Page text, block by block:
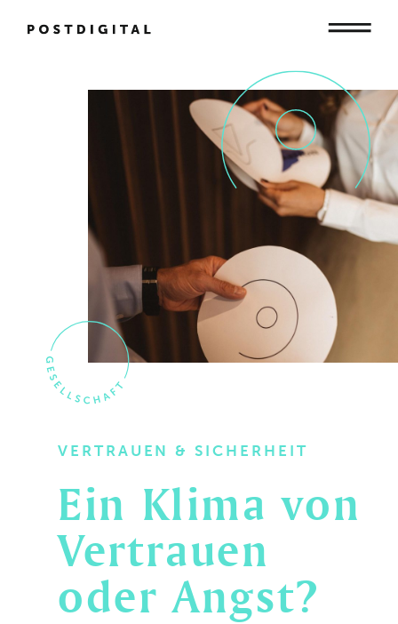
Mensch
Organisation
Gesellschaft
VERTRAUEN & SICHERHEIT
Ein Klima von
Vertrauen
oder Angst?